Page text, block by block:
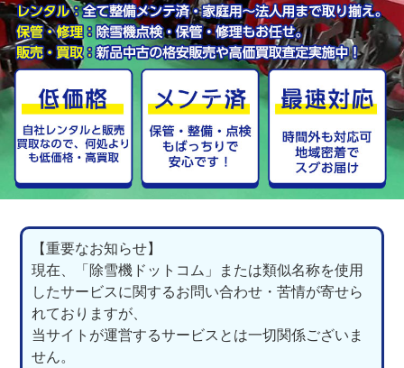
【重要なお知らせ】
現在、「除雪機ドットコム」または類似名称を使用
したサービスに関するお問い合わせ・苦情が寄せら
れておりますが、
当サイトが運営するサービスとは一切関係ございま
せん。